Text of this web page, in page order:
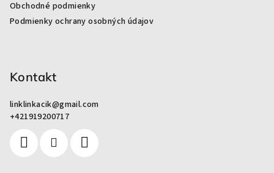
Obchodné podmienky
Podmienky ochrany osobných údajov
Kontakt
linklinkacik@gmail.com
+421919200717